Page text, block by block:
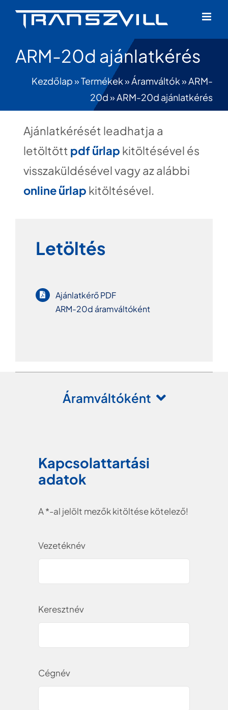
ARM-20d ajánlatkérés
Kezdőlap»Termékek»Áramváltók»ARM-
20d»ARM-20d ajánlatkérés
Ajánlatkérését leadhatja a
letöltött pdf űrlap kitöltésével és
visszaküldésével vagy az alábbi
online űrlap kitöltésével.
Letöltés
Ajánlatkérő PDF
ARM-20d áramváltóként
Áramváltóként
Kapcsolattartási
adatok
A *-al jelölt mezők kitöltése kötelező!
Vezetéknév
Keresztnév
Cégnév